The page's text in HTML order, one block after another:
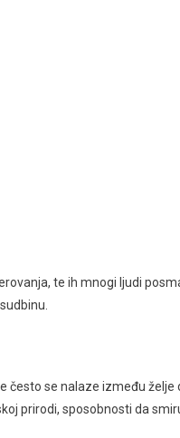
te ih mnogi ljudi
često se nalaze između želje
prirodi, sposobnosti da